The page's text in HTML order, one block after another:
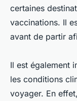
certaines
vaccinations. Il
avant de partir
Il est également
les conditions
voyager. En